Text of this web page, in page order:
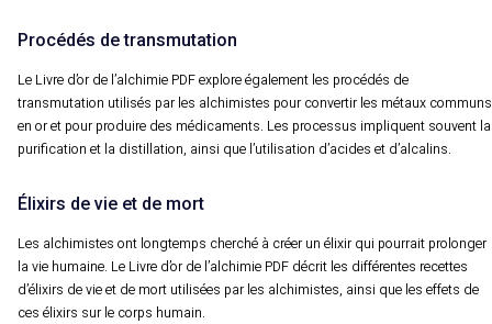
Procédés de transmutation
Le Livre d’or de l’alchimie PDF explore également les procédés de
transmutation utilisés par les alchimistes pour convertir les métaux communs
en or et pour produire des médicaments. Les processus impliquent souvent la
purification et la distillation, ainsi que l’utilisation d’acides et d’alcalins.
Élixirs de vie et de mort
Les alchimistes ont longtemps cherché à créer un élixir qui pourrait prolonger
la vie humaine. Le Livre d’or de l’alchimie PDF décrit les différentes recettes
d’élixirs de vie et de mort utilisées par les alchimistes, ainsi que les effets de
ces élixirs sur le corps humain.